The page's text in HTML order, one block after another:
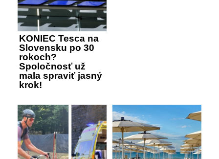
KONIEC Tesca na
Slovensku po 30
rokoch?
Spoločnosť už
mala spraviť jasný
krok!